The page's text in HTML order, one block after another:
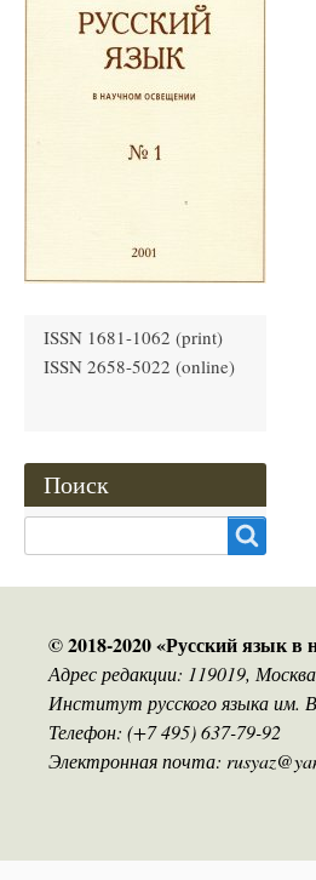
ISSN 1681-1062 (print)
ISSN 2658-5022 (online)
Поиск
© 2018-2020 «Русский язык в
Адрес редакции: 119019,
Институт русского языка им.
Телефон: (+7 495) 637-79-92
Электронная почта: